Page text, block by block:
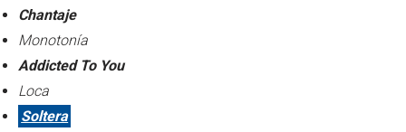
Chantaje
Monotonía
Addicted To You
Loca
Soltera